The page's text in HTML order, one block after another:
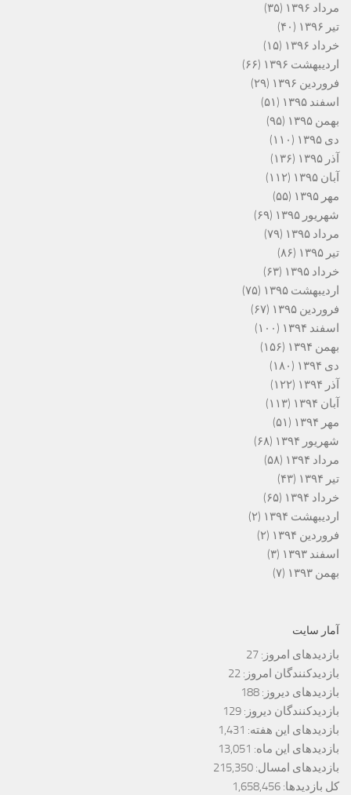
مرداد ۱۳۹۶
(۳۵)
تیر ۱۳۹۶
(۴۰)
خرداد ۱۳۹۶
(۱۵)
اردیبهشت ۱۳۹۶
(۶۶)
فروردین ۱۳۹۶
(۲۹)
اسفند ۱۳۹۵
(۵۱)
بهمن ۱۳۹۵
(۹۵)
دی ۱۳۹۵
(۱۱۰)
آذر ۱۳۹۵
(۱۳۶)
آبان ۱۳۹۵
(۱۱۲)
مهر ۱۳۹۵
(۵۵)
شهریور ۱۳۹۵
(۶۹)
مرداد ۱۳۹۵
(۷۹)
تیر ۱۳۹۵
(۸۶)
خرداد ۱۳۹۵
(۶۳)
اردیبهشت ۱۳۹۵
(۷۵)
فروردین ۱۳۹۵
(۶۷)
اسفند ۱۳۹۴
(۱۰۰)
بهمن ۱۳۹۴
(۱۵۶)
دی ۱۳۹۴
(۱۸۰)
آذر ۱۳۹۴
(۱۲۲)
آبان ۱۳۹۴
(۱۱۳)
مهر ۱۳۹۴
(۵۱)
شهریور ۱۳۹۴
(۶۸)
مرداد ۱۳۹۴
(۵۸)
تیر ۱۳۹۴
(۴۳)
خرداد ۱۳۹۴
(۶۵)
اردیبهشت ۱۳۹۴
(۲)
فروردین ۱۳۹۴
(۲)
اسفند ۱۳۹۳
(۳)
بهمن ۱۳۹۳
(۷)
آمار سایت
بازدیدهای امروز: 27
بازدیدکنندگان امروز: 22
بازدیدهای دیروز: 188
بازدیدکنندگان دیروز: 129
بازدیدهای این هفته: 1,431
بازدیدهای این ماه: 13,051
بازدیدهای امسال: 215,350
کل بازدیدها: 1,658,456